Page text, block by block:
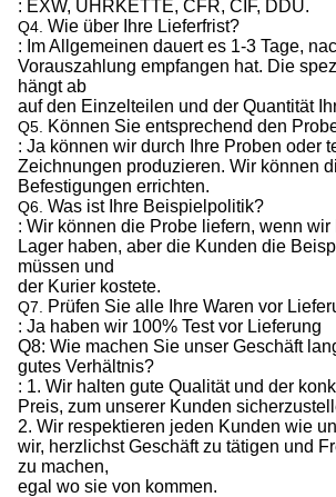
: EXW, UHRKETTE, CFR, CIF, DDU.
Q4. Wie über Ihre Lieferfrist?
: Im Allgemeinen dauert es 1-3 Tage,
Vorauszahlung empfangen hat. Die
hängt ab
auf den Einzelteilen und der Quantität
Q5.
Können Sie entsprechend den
: Ja können wir durch Ihre Proben oder
Zeichnungen produzieren. Wir können
Befestigungen errichten.
Q6. Was ist Ihre Beispielpolitik?
: Wir können die Probe liefern, wenn wir
Lager haben, aber die Kunden die
müssen und
der Kurier kostete.
Q7.
Prüfen Sie alle Ihre Waren vor
: Ja haben wir 100% Test vor Lieferung
Q8: Wie machen Sie unser Geschäft
gutes Verhältnis?
: 1. Wir halten gute Qualität und der
Preis, zum unserer Kunden
2. Wir respektieren jeden Kunden wie
wir, herzlichst Geschäft zu tätigen und
zu machen,
egal wo sie von kommen.